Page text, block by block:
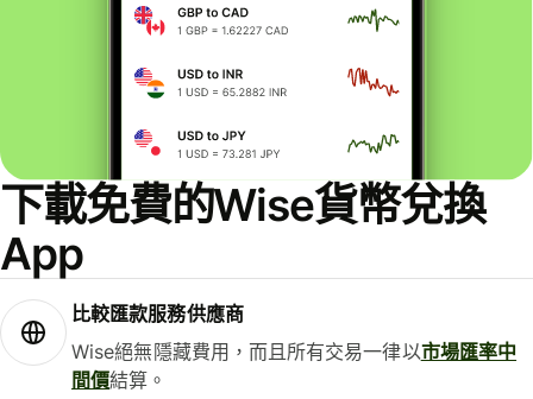
下載免費的Wise貨幣兌換
App
比較匯款服務供應商
Wise絕無隱藏費用，而且所有交易一律以市場匯率中
間價結算。